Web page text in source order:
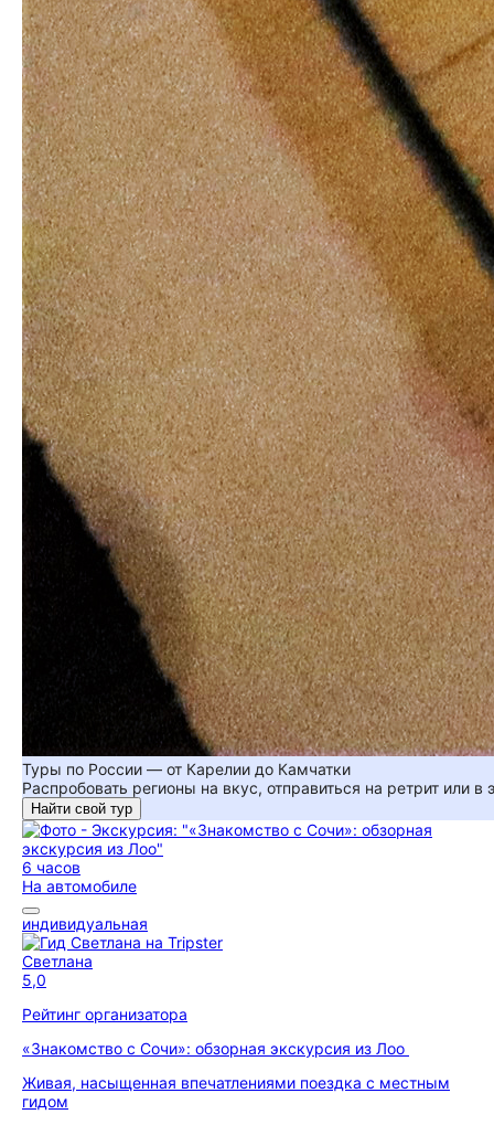
Туры по России — от Карелии до Камчатки
Распробовать регионы на вкус, отправиться на ретрит или в
Найти свой тур
6 часов
На автомобиле
индивидуальная
Светлана
5,0
Рейтинг организатора
«Знакомство с Сочи»: обзорная экскурсия из Лоо
Живая, насыщенная впечатлениями поездка с местным
гидом